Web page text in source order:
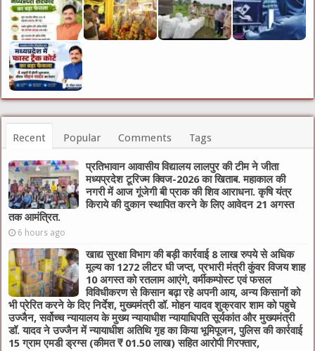
Recent Popular Comments Tags
प्रतिभावान आवासीय विद्यालय लालपुर की टीम ने जीता
मध्यप्रदेश टूरिज्म क्विज-2026 का खिताब. महाकाल की
नगरी में आज गूंजेगी बी प्राक की शिव आराधना. कृषि यंत्र
किराये की दुकान स्थापित करने के लिए आवेदन 21 अगस्त
तक आमंत्रित.
6 hours ago
खाद्य सुरक्षा विभाग की बड़ी कार्रवाई 8 लाख रुपये से अधिक
मूल्य का 1272 लीटर घी जप्त, प्रभारी मंत्री कुंवर विजय शाह
10 अगस्त को रतलाम आएंगे, वर्मीकम्पोस्ट एवं फसल
विविधीकरण से किसान बढ़ा रहे अपनी आय, अन्य किसानों को
भी प्रेरित करने के दिए निर्देश, मुख्यमंत्री डॉ. मोहन यादव शुक्रवार शाम को पहुचे
उज्जैन, सर्वोच्च न्यायालय के मुख्‍य न्‍यायाधीश न्यायाधिपति सूर्यकांत और मुख्यमंत्री
डॉ. यादव ने उज्जैन में न्यायाधीश अतिथि गृह का किया भूमिपूजन, पुलिस की कार्रवाई
15 ग्राम एमडी ड्रग्स (कीमत ₹ 01.50 लाख) सहित आरोपी गिरफ्तार,